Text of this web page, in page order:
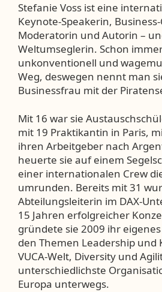
Stefanie Voss ist eine
Keynote-Speakerin,
Moderatorin und Autorin –
Weltumseglerin. Schon
unkonventionell und
Weg, deswegen nennt man
Businessfrau mit der
Mit 16 war sie
mit 19 Praktikantin in Paris,
ihren Arbeitgeber nach
heuerte sie auf einem
einer internationalen Crew
umrunden. Bereits mit 31
Abteilungsleiterin im DAX-
15 Jahren erfolgreicher
gründete sie 2009 ihr
den Themen Leadership und
VUCA-Welt, Diversity und
unterschiedlichste
Europa unterwegs.